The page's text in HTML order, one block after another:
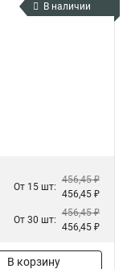
В наличии
От 15 шт:
456,45 ₽
456,45 ₽
От 30 шт:
456,45 ₽
456,45 ₽
В корзину